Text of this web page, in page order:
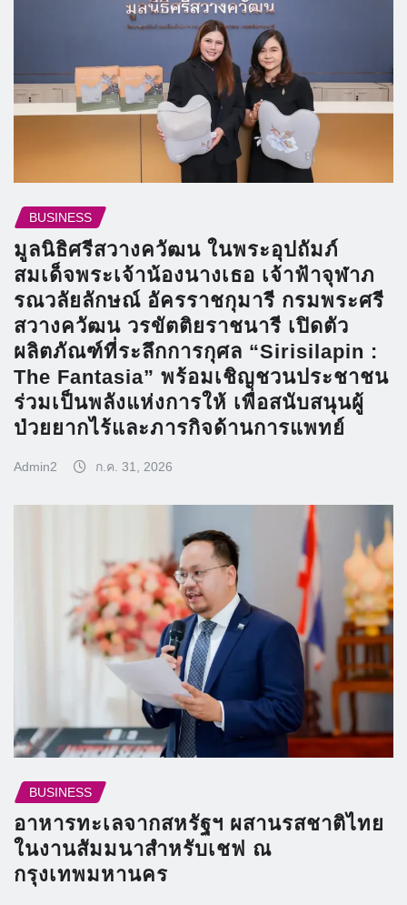
BUSINESS
มูลนิธิศรีสวางควัฒน ในพระอุปถัมภ์
สมเด็จพระเจ้าน้องนางเธอ เจ้าฟ้าจุฬาภ
รณวลัยลักษณ์ อัครราชกุมารี กรมพระศรี
สวางควัฒน วรขัตติยราชนารี เปิดตัว
ผลิตภัณฑ์ที่ระลึกการกุศล “Sirisilapin :
The Fantasia” พร้อมเชิญชวนประชาชน
ร่วมเป็นพลังแห่งการให้ เพื่อสนับสนุนผู้
ป่วยยากไร้และภารกิจด้านการแพทย์
Admin2 ก.ค. 31, 2026
BUSINESS
อาหารทะเลจากสหรัฐฯ ผสานรสชาติไทย
ในงานสัมมนาสำหรับเชฟ ณ
กรุงเทพมหานคร